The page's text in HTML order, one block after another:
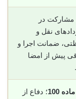
مشارکت در
نقل و
ضمانت اجرا و
پیش از امضا
ماده 100
؛ دفاع از